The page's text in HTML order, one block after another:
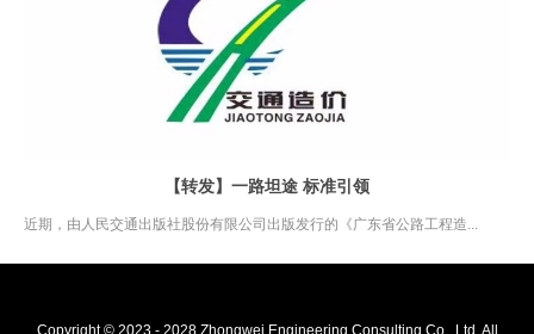
【转发】一路坦途 标准引领
近期，由人民交通出版社股份有限公司出版发行的《广东省公路工程造...